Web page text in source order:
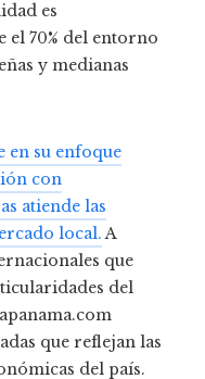
es
el 70% del entorno
y medianas
en su enfoque
con
atiende las
local.A
que
del
que reflejan las
del país.